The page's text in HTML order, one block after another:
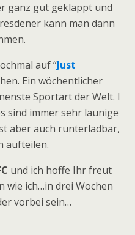
ganz gut geklappt und
kann man dann
auf “Just
Ein wöchentlicher
Sportart der Welt. I
sind immer sehr launige
aber auch runterladbar,
aufteilen.
und ich hoffe Ihr freut
wie ich…in drei Wochen
vorbei sein…